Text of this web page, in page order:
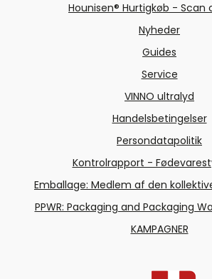
Hounisen® Hurtigkøb - Scan
Nyheder
Guides
Service
VINNO ultralyd
Handelsbetingelser
Persondatapolitik
Kontrolrapport -
Emballage: Medlem af den
PPWR: Packaging and Packaging
KAMPAGNER